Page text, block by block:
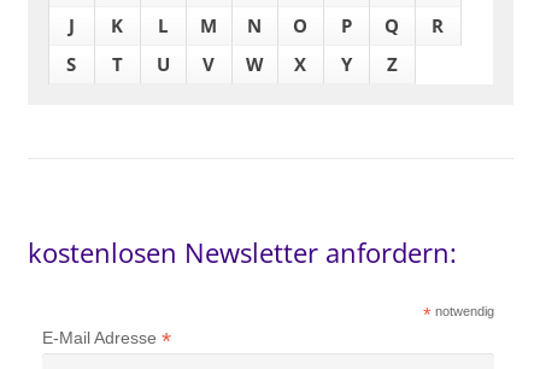
J
K L M N O P Q
R
S
T U V W X Y Z
kostenlosen Newsletter anfordern:
*notwendig
E-Mail Adresse *